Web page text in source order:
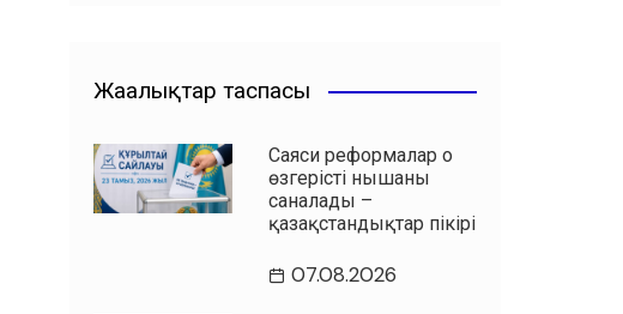
Жаңалықтар таспасы
Саяси реформалар оң
өзгерістің нышаны
саналады –
қазақстандықтар пікірі
07.08.2026